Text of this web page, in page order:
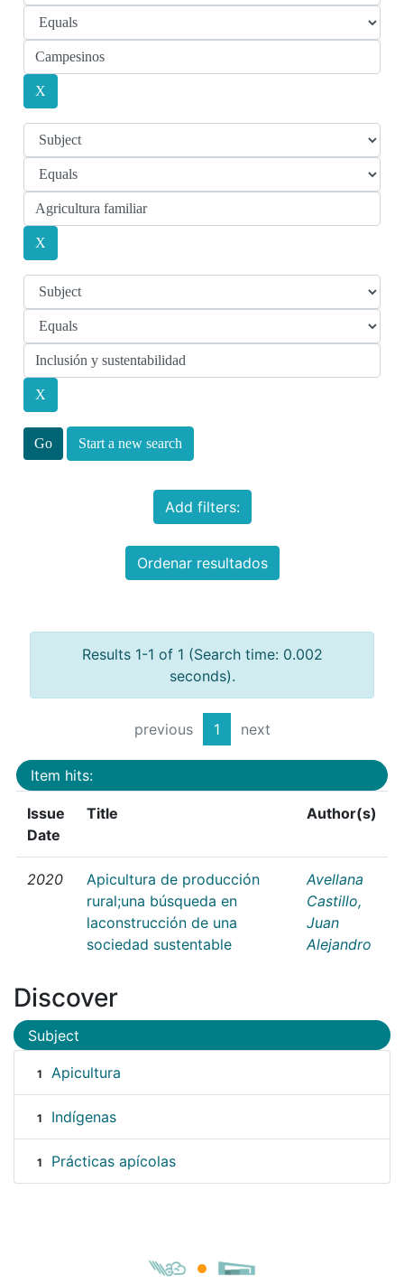
Start a new search
Add filters:
Ordenar resultados
Results 1-1 of 1 (Search time: 0.002
seconds).
previous 1 next
Item hits:
Issue
Date
Title Author(s)
2020
Apicultura de producción
rural;una búsqueda en
laconstrucción de una
sociedad sustentable
Avellana
Castillo,
Juan
Alejandro
Discover
Subject
1 Apicultura
1 Indígenas
1 Prácticas apícolas